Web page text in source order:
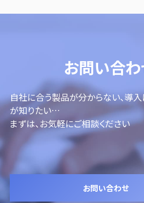
お問い合
自社に合う製品が分からない、導
が知りたい…
まずは、お気軽にご相談ください
お問い合わせ